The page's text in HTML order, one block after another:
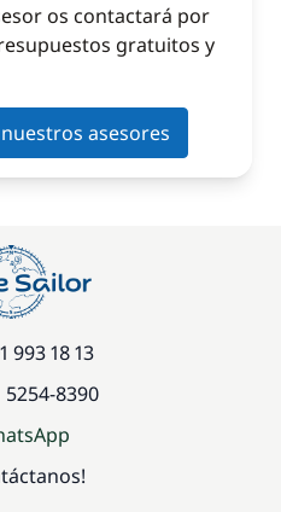
os contactará por
gratuitos y
asesores
993 18 13
5254-8390